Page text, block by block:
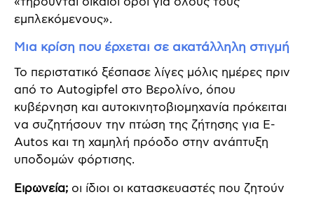
εμπλεκόμενους».
Μια κρίση που έρχεται σε ακατάλληλη στιγμή
Το περιστατικό ξέσπασε λίγες μόλις ημέρες πριν
από το Autogipfel στο Βερολίνο, όπου
κυβέρνηση και αυτοκινητοβιομηχανία πρόκειται
να συζητήσουν την πτώση της ζήτησης για E-
Autos και τη χαμηλή πρόοδο στην ανάπτυξη
υποδομών φόρτισης.
Ειρωνεία; οι ίδιοι οι κατασκευαστές που ζητούν